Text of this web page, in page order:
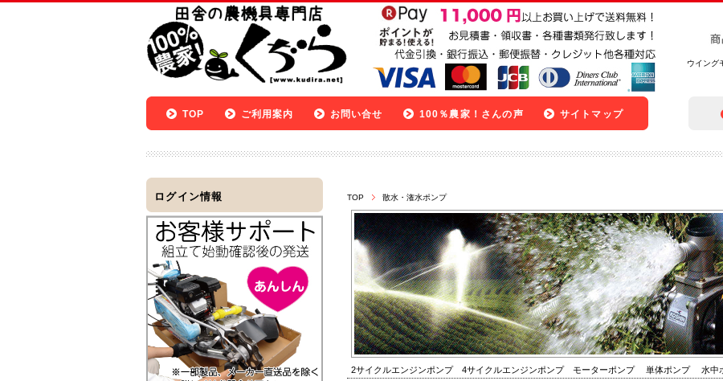
ウイング
TOP ご利用案内 お問い合せ 100％農家！さんの声 サイトマップ
TOP 散水・潅水ポンプ
2サイクルエンジンポンプ 4サイクルエンジンポンプ モーターポンプ 単体ポンプ水中
ログイン情報